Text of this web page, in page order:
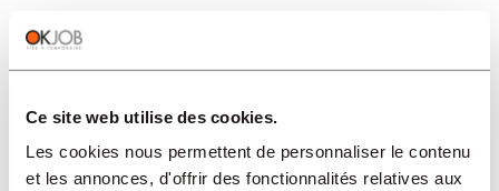
Ce site web utilise des cookies.
Les cookies nous permettent de personnaliser le contenu
et les annonces, d'offrir des fonctionnalités relatives aux
La Chaux-de-Fonds
Lausanne
Le Sentier
Neuchâtel